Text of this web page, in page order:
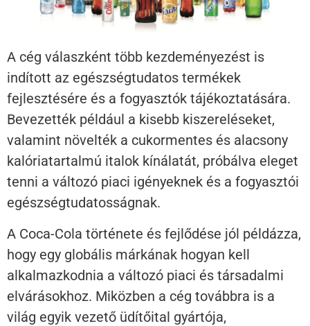
A cég válaszként több kezdeményezést is
indított az egészségtudatos termékek
fejlesztésére és a fogyasztók tájékoztatására.
Bevezették például a kisebb kiszereléseket,
valamint növelték a cukormentes és alacsony
kalóriatartalmú italok kínálatát, próbálva eleget
tenni a változó piaci igényeknek és a fogyasztói
egészségtudatosságnak.
A Coca-Cola története és fejlődése jól példázza,
hogy egy globális márkának hogyan kell
alkalmazkodnia a változó piaci és társadalmi
elvárásokhoz. Miközben a cég továbbra is a
világ egyik vezető üdítőital gyártója,